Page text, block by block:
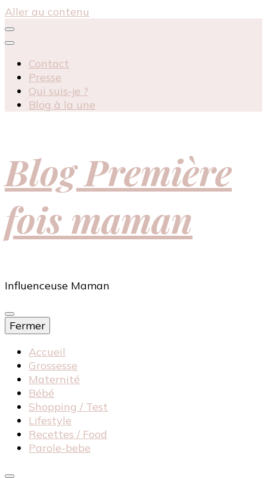
Aller au contenu
Contact
Presse
Qui suis-je ?
Blog à la une
Blog Première
fois maman
Influenceuse Maman
Fermer
Accueil
Grossesse
Maternité
Bébé
Shopping / Test
Lifestyle
Recettes / Food
Parole-bebe